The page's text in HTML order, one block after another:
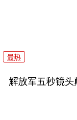
最热
解放军五秒镜头